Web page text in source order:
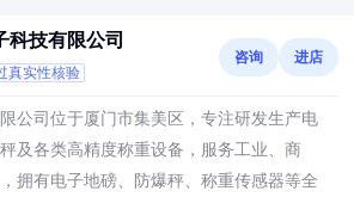
科技有限公司
真实性核验
咨询 进店
公司位于厦门市集美区，专注研发生产电
及各类高精度称重设备，服务工业、商
拥有电子地磅、防爆秤、称重传感器等全